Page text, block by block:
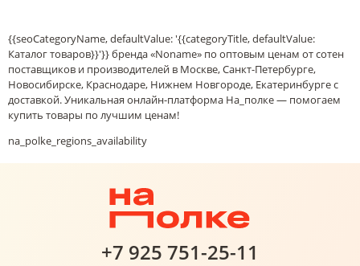
{{seoCategoryName, defaultValue: '{{categoryTitle, defaultValue:
Каталог товаров}}'}} бренда «Noname» по оптовым ценам от сотен
поставщиков и производителей в Москве, Санкт-Петербурге,
Новосибирске, Краснодаре, Нижнем Новгороде, Екатеринбурге с
доставкой. Уникальная онлайн-платформа На_полке — помогаем
купить товары по лучшим ценам!
na_polke_regions_availability
+7 925 751-25-11